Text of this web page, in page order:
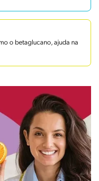
o betaglucano, ajuda na